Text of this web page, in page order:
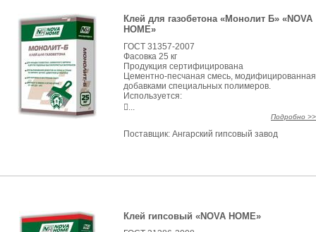
Клей для газобетона «Монолит Б» «NOVA
HOME»
ГОСТ 31357-2007
Фасовка 25 кг
Продукция сертифицирована
Цементно-песчаная смесь, модифицированная
добавками специальных полимеров.
Используется:
...
Подробно >>
Поставщик: Ангарский гипсовый завод
Клей гипсовый «NOVA HOME»